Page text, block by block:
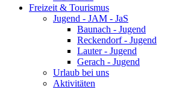
Freizeit & Tourismus
Jugend - JAM - JaS
Baunach - Jugend
Reckendorf - Jugend
Lauter - Jugend
Gerach - Jugend
Urlaub bei uns
Aktivitäten